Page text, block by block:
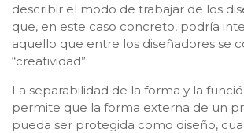
describir el modo de trabajar de los
que, en este caso concreto, podría
aquello que entre los diseñadores se
“creatividad”:
La separabilidad de la forma y la
permite que la forma externa de un
pueda ser protegida como diseño,